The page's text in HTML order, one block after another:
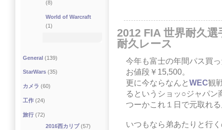
2012 FIA 世界耐久
耐久レース
今年も富士の年間パス買
お値段￥15,500。
更に今ならなんとWEC観
るというショッ○ジャパン
つーかこれ１日で元取れ
いつもなら弟あたりと行
(8)
World of Warcraft
(1)
General (139)
StarWars (35)
カメラ (60)
工作 (24)
旅行 (72)
2016西カリブ(57)